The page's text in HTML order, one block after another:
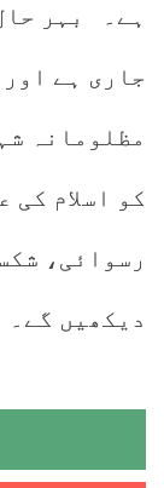
ہے۔ بہر
جاری ہے
مظلومانہ
کو اسلام
رسوائی،
دیکھیں گے۔